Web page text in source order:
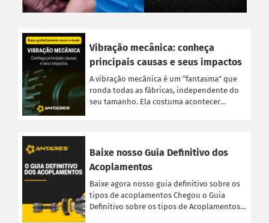
Vibração mecânica: conheça
principais causas e seus impactos
A vibração mecânica é um “fantasma” que
ronda todas as fábricas, independente do
seu tamanho. Ela costuma acontecer
Baixe nosso Guia Definitivo dos
Acoplamentos
Baixe agora nosso guia definitivo sobre os
tipos de acoplamentos Chegou o Guia
Definitivo sobre os tipos de Acoplamentos!
PRODUTOS ANTARES
Linha Completa
Acoplamentos Flexíveis
Acoplamentos Elásticos